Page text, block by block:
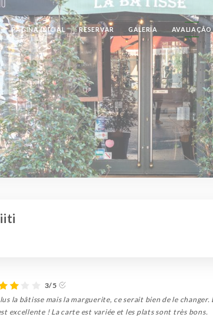
PÁGINA INICIAL RESERVAR GALERIA AVALIAÇÃO
3/5
la bâtisse mais la marguerite, ce serait bien de le changer.
excellente ! La carte est variée et les plats sont très bons.